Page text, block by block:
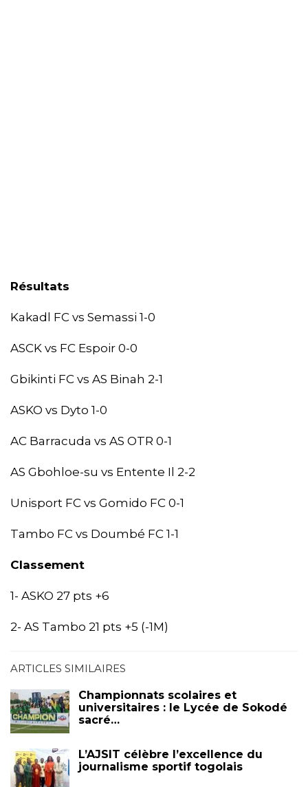
Résultats
Kakadl FC vs Semassi 1-0
ASCK vs FC Espoir 0-0
Gbikinti FC vs AS Binah 2-1
ASKO vs Dyto 1-0
AC Barracuda vs AS OTR 0-1
AS Gbohloe-su vs Entente Il 2-2
Unisport FC vs Gomido FC 0-1
Tambo FC vs Doumbé FC 1-1
Classement
1- ASKO 27 pts +6
2- AS Tambo 21 pts +5 (-1M)
ARTICLES SIMILAIRES
Championnats scolaires et
universitaires : le Lycée de Sokodé
sacré…
L’AJSIT célèbre l’excellence du
journalisme sportif togolais